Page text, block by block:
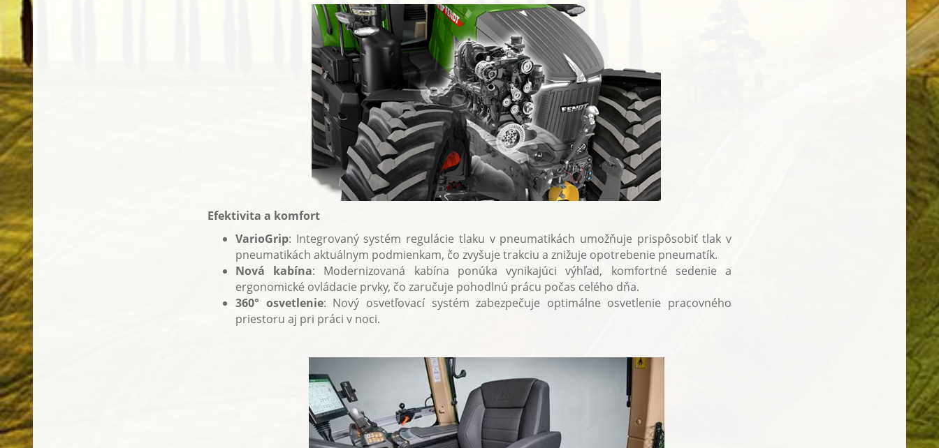
Efektivita a komfort
VarioGrip: Integrovaný systém regulácie tlaku v pneumatikách umožňuje prispôsobiť tlak v
pneumatikách aktuálnym podmienkam, čo zvyšuje trakciu a znižuje opotrebenie pneumatík.
Nová kabína: Modernizovaná kabína ponúka vynikajúci výhľad, komfortné sedenie a
ergonomické ovládacie prvky, čo zaručuje pohodlnú prácu počas celého dňa.
360° osvetlenie: Nový osvetľovací systém zabezpečuje optimálne osvetlenie pracovného
priestoru aj pri práci v noci.